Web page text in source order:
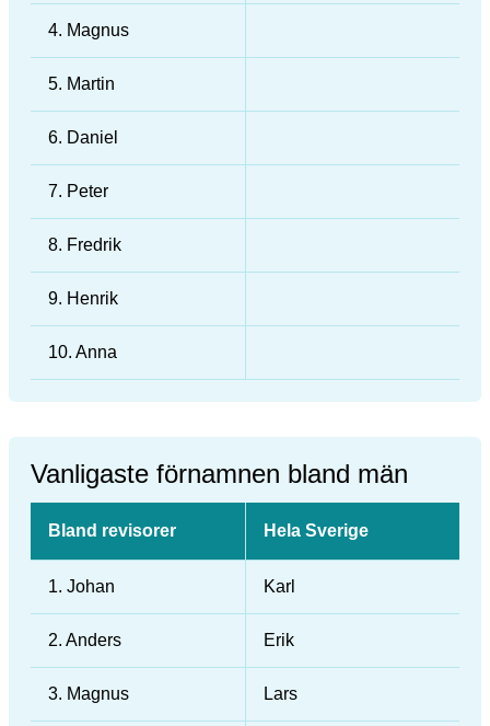
4. Magnus
5. Martin
6. Daniel
7. Peter
8. Fredrik
9. Henrik
10. Anna
Vanligaste förnamnen bland män
Bland revisorer Hela Sverige
1. Johan Karl
2. Anders Erik
3. Magnus Lars